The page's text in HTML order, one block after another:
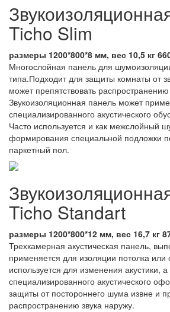
Ticho Slim
размеры 1200*800*8 мм, вес 10,5 кг
Многослойная панель для
типа.Подходит для защиты комнаты от
может препятствовать
Звукоизоляционная панель может
специализированного акустического
Часто используется и как межслойный
формирования специальной подложки
паркетный пол.
Ticho Standart
размеры 1200*800*12 мм, вес 16,7 кг
Трехкамерная акустическая панель,
применяется для изоляции потолка
используется для изменения акустики,
специализированного акустического
защиты от постороннего шума извне и
распространению звука наружу.